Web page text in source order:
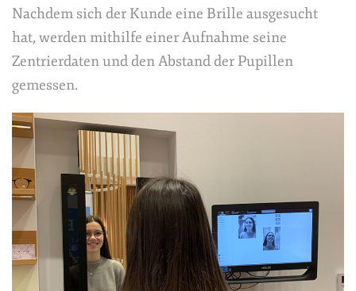
Nachdem sich der Kunde eine Brille ausgesucht
hat, werden mithilfe einer Aufnahme seine
Zentrierdaten und den Abstand der Pupillen
gemessen.